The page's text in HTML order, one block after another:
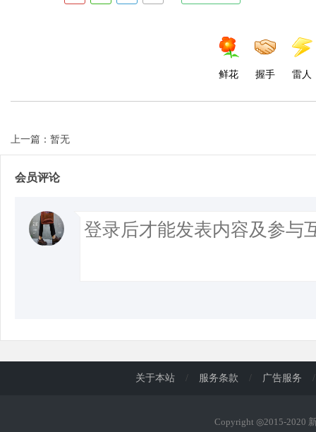
鲜花 握手 雷人
上一篇：暂无
会员评论
关于本站 / 服务条款 / 广告服务 /
Copyright ◎2015-2020